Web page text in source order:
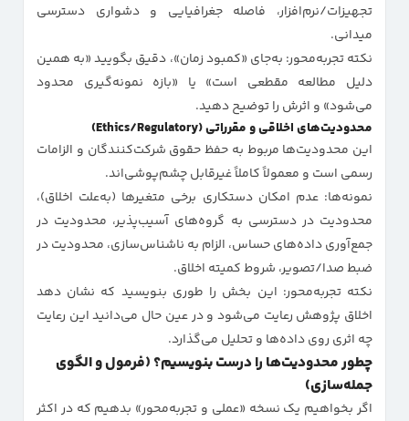
تجهیزات/نرم‌افزار، فاصله جغرافیایی و دشواری دسترسی
میدانی.
نکته تجربه‌محور: به‌جای «کمبود زمان»، دقیق بگویید «به همین
دلیل مطالعه مقطعی است» یا «بازه نمونه‌گیری محدود
می‌شود» و اثرش را توضیح دهید.
محدودیت‌های اخلاقی و مقرراتی (Ethics/Regulatory)
این محدودیت‌ها مربوط به حفظ حقوق شرکت‌کنندگان و الزامات
رسمی است و معمولاً کاملاً غیرقابل چشم‌پوشی‌اند.
نمونه‌ها: عدم امکان دستکاری برخی متغیرها (به‌علت اخلاق)،
محدودیت در دسترسی به گروه‌های آسیب‌پذیر، محدودیت در
جمع‌آوری داده‌های حساس، الزام به ناشناس‌سازی، محدودیت در
ضبط صدا/تصویر، شروط کمیته اخلاق.
نکته تجربه‌محور: این بخش را طوری بنویسید که نشان دهد
اخلاق پژوهش رعایت می‌شود و در عین حال می‌دانید این رعایت
چه اثری روی داده‌ها و تحلیل می‌گذارد.
چطور محدودیت‌ها را درست بنویسیم؟ (فرمول و الگوی
جمله‌سازی)
اگر بخواهیم یک نسخه «عملی و تجربه‌محور» بدهیم که در اکثر